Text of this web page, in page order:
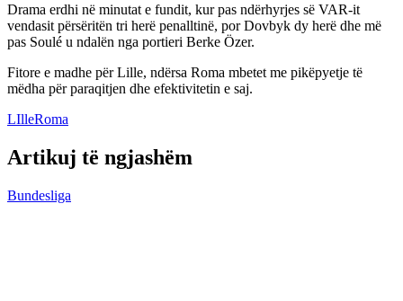
Drama erdhi në minutat e fundit, kur pas ndërhyrjes së VAR-it
vendasit përsëritën tri herë penalltinë, por Dovbyk dy herë dhe më
pas Soulé u ndalën nga portieri Berke Özer.
Fitore e madhe për Lille, ndërsa Roma mbetet me pikëpyetje të
mëdha për paraqitjen dhe efektivitetin e saj.
LIlleRoma
Artikuj të ngjashëm
Bundesliga